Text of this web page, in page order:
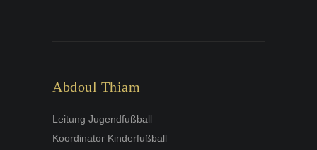
Abdoul Thiam
Leitung Jugendfußball
Koordinator Kinderfußball